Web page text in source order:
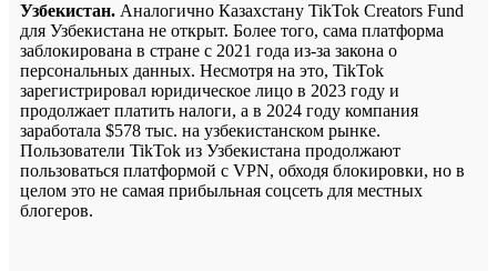
Узбекистан. Аналогично Казахстану TikTok Creators Fund
для Узбекистана не открыт. Более того, сама платформа
заблокирована в стране с 2021 года из-за закона о
персональных данных. Несмотря на это, TikTok
зарегистрировал юридическое лицо в 2023 году и
продолжает платить налоги, а в 2024 году компания
заработала $578 тыс. на узбекистанском рынке.
Пользователи TikTok из Узбекистана продолжают
пользоваться платформой с VPN, обходя блокировки, но в
целом это не самая прибыльная соцсеть для местных
блогеров.